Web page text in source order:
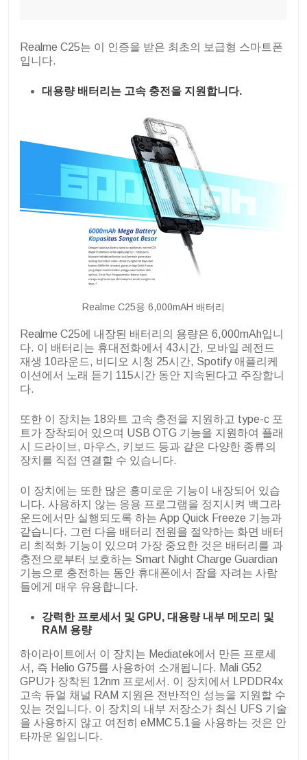
Realme C25는 이 인증을 받은 최초의 보급형 스마트폰
입니다.
대용량 배터리는 고속 충전을 지원합니다.
Realme C25용 6,000mAH 배터리
Realme C25에 내장된 배터리의 용량은 6,000mAh입니
다. 이 배터리는 휴대전화에서 43시간, 모바일 레전드
재생 10라운드, 비디오 시청 25시간, Spotify 애플리케
이션에서 노래 듣기 115시간 동안 지속된다고 주장합니
다.
또한 이 장치는 18와트 고속 충전을 지원하고 type-c 포
트가 장착되어 있으며 USB OTG 기능을 지원하여 플래
시 드라이브, 마우스, 키보드 등과 같은 다양한 종류의
장치를 직접 연결할 수 있습니다.
이 장치에는 또한 많은 흥미로운 기능이 내장되어 있습
니다. 사용하지 않는 응용 프로그램을 정지시켜 백그라
운드에서만 실행되도록 하는 App Quick Freeze 기능과
같습니다. 그런 다음 배터리 전원을 절약하는 화면 배터
리 최적화 기능이 있으며 가장 중요한 것은 배터리를 과
충전으로부터 보호하는 Smart Night Charge Guardian
기능으로 충전하는 동안 휴대폰에서 잠을 자려는 사람
들에게 매우 유용합니다.
강력한 프로세서 및 GPU, 대용량 내부 메모리 및
RAM 용량
하이라이트에서 이 장치는 Mediatek에서 만든 프로세
서, 즉 Helio G75를 사용하여 소개됩니다. Mali G52
GPU가 장착된 12nm 프로세서. 이 장치에서 LPDDR4x
고속 듀얼 채널 RAM 지원은 전반적인 성능을 지원할 수
있는 것입니다. 이 장치의 내부 저장소가 최신 UFS 기술
을 사용하지 않고 여전히 eMMC 5.1을 사용하는 것은 안
타까운 일입니다.